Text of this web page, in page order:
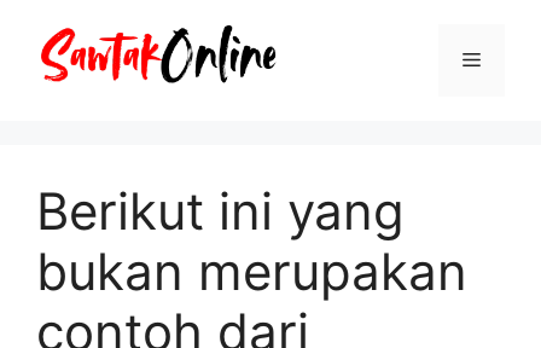
Menu
Berikut ini yang
bukan merupakan
contoh dari